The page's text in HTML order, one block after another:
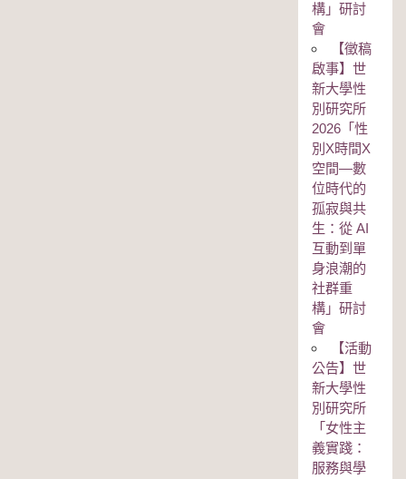
構」研討
會
【徵稿
啟事】世
新大學性
別研究所
2026「性
別Χ時間Χ
空間—數
位時代的
孤寂與共
生：從 AI
互動到單
身浪潮的
社群重
構」研討
會
【活動
公告】世
新大學性
別研究所
「女性主
義實踐：
服務與學